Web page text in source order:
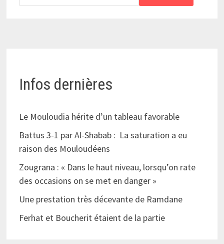
Infos dernières
Le Mouloudia hérite d’un tableau favorable
Battus 3-1 par Al-Shabab : La saturation a eu
raison des Mouloudéens
Zougrana : « Dans le haut niveau, lorsqu’on rate
des occasions on se met en danger »
Une prestation très décevante de Ramdane
Ferhat et Boucherit étaient de la partie